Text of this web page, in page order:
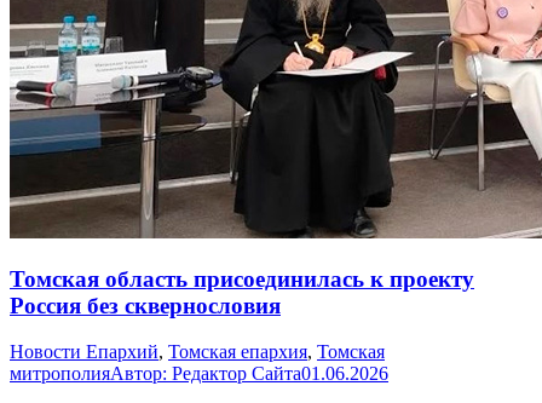
Томская область присоединилась к проекту
Россия без сквернословия
Новости Епархий, Томская епархия, Томская
митрополияАвтор: Редактор Сайта01.06.2026